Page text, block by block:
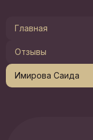
Главная
Отзывы
Имирова Саида